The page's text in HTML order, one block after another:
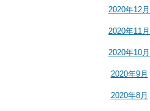
2020年12月
2020年11月
2020年10月
2020年9月
2020年8月